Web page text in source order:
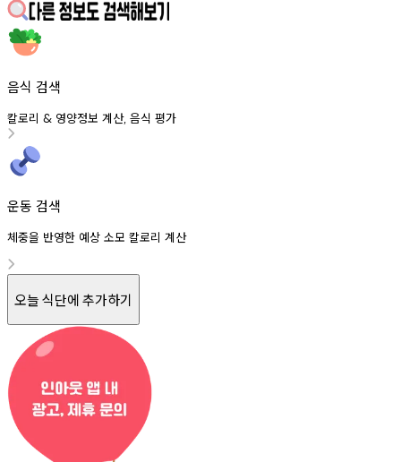
음식 검색
칼로리 & 영양정보 계산, 음식 평가
운동 검색
체중을 반영한 예상 소모 칼로리 계산
오늘 식단에 추가하기